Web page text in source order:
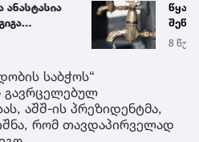
გიგა
15:38
საბჭოს“
გავრცელებულ
აშშ-ის პრეზიდენტმა,
რომ თავდაპირველად